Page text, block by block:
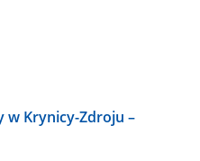
w Krynicy-Zdroju –